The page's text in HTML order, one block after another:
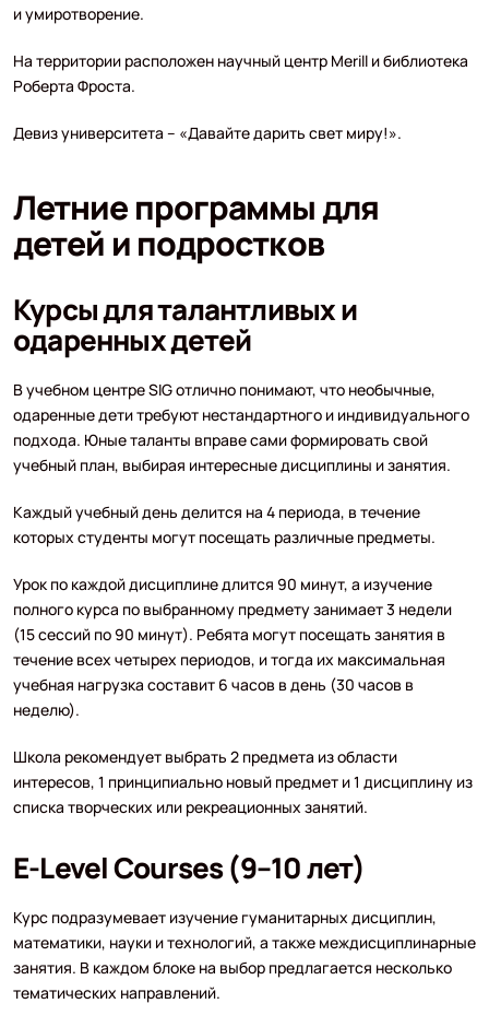
и умиротворение.
На территории расположен научный центр Merill и библиотека
Роберта Фроста.
Девиз университета – «Давайте дарить свет миру!».
Летние программы для
детей и подростков
Курсы для талантливых и
одаренных детей
В учебном центре SIG отлично понимают, что необычные,
одаренные дети требуют нестандартного и индивидуального
подхода. Юные таланты вправе сами формировать свой
учебный план, выбирая интересные дисциплины и занятия.
Каждый учебный день делится на 4 периода, в течение
которых студенты могут посещать различные предметы.
Урок по каждой дисциплине длится 90 минут, а изучение
полного курса по выбранному предмету занимает 3 недели
(15 сессий по 90 минут). Ребята могут посещать занятия в
течение всех четырех периодов, и тогда их максимальная
учебная нагрузка составит 6 часов в день (30 часов в
неделю).
Школа рекомендует выбрать 2 предмета из области
интересов, 1 принципиально новый предмет и 1 дисциплину из
списка творческих или рекреационных занятий.
E-Level Courses (9–10 лет)
Курс подразумевает изучение гуманитарных дисциплин,
математики, науки и технологий, а также междисциплинарные
занятия. В каждом блоке на выбор предлагается несколько
тематических направлений.